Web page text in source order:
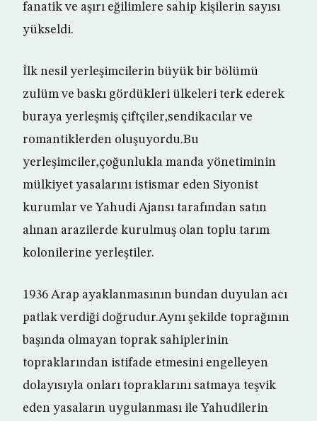
fanatik ve aşırı eğilimlere sahip kişilerin sayısı
yükseldi.
İlk nesil yerleşimcilerin büyük bir bölümü
zulüm ve baskı gördükleri ülkeleri terk ederek
buraya yerleşmiş çiftçiler,sendikacılar ve
romantiklerden oluşuyordu.Bu
yerleşimciler,çoğunlukla manda yönetiminin
mülkiyet yasalarını istismar eden Siyonist
kurumlar ve Yahudi Ajansı tarafından satın
alınan arazilerde kurulmuş olan toplu tarım
kolonilerine yerleştiler.
1936 Arap ayaklanmasının bundan duyulan acı
patlak verdiği doğrudur.Aynı şekilde toprağının
başında olmayan toprak sahiplerinin
topraklarından istifade etmesini engelleyen
dolayısıyla onları topraklarını satmaya teşvik
eden yasaların uygulanması ile Yahudilerin